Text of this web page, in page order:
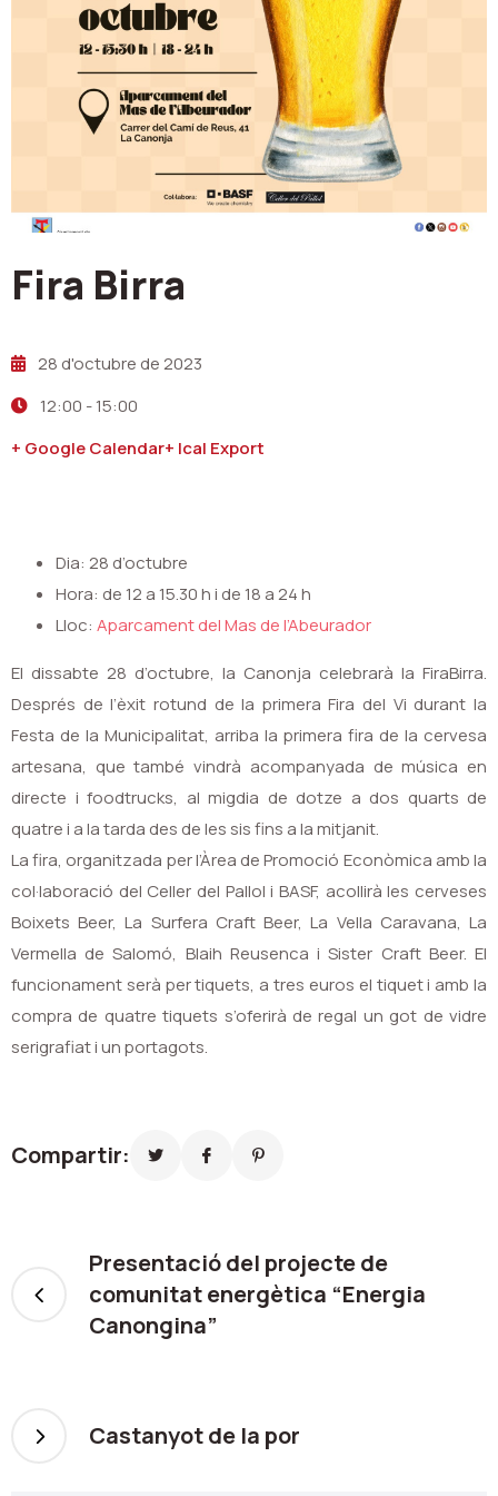
Fira Birra
28 d'octubre de 2023
12:00 -15:00
+ Google Calendar+ Ical Export
Dia: 28 d’octubre
Hora: de 12 a 15.30 h i de 18 a 24 h
Lloc: Aparcament del Mas de l’Abeurador
El dissabte 28 d’octubre, la Canonja celebrarà la FiraBirra.
Després de l’èxit rotund de la primera Fira del Vi durant la
Festa de la Municipalitat, arriba la primera fira de la cervesa
artesana, que també vindrà acompanyada de música en
directe i foodtrucks, al migdia de dotze a dos quarts de
quatre i a la tarda des de les sis fins a la mitjanit.
La fira, organitzada per l’Àrea de Promoció Econòmica amb la
col·laboració del Celler del Pallol i BASF, acollirà les cerveses
Boixets Beer, La Surfera Craft Beer, La Vella Caravana, La
Vermella de Salomó, Blaih Reusenca i Sister Craft Beer. El
funcionament serà per tiquets, a tres euros el tiquet i amb la
compra de quatre tiquets s’oferirà de regal un got de vidre
serigrafiat i un portagots.
Compartir:
Presentació del projecte de
comunitat energètica “Energia
Canongina”
Castanyot de la por